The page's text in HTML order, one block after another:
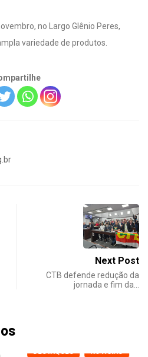
no Largo Glênio Peres,
variedade de produtos.
Next Post
CTB defende redução da
jornada e fim da…